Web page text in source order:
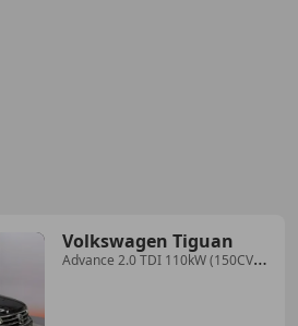
Volkswagen Tiguan
Advance 2.0 TDI 110kW (150CV)